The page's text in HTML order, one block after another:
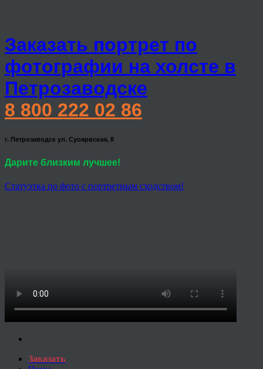
Заказать портрет по
фотографии на холсте в
Петрозаводске
8 800 222 02 86
г. Петрозаводск ул. Суоярвская, 8
Дарите близким лучшее!
Статуэтка по фото с портретным сходством!
Заказать